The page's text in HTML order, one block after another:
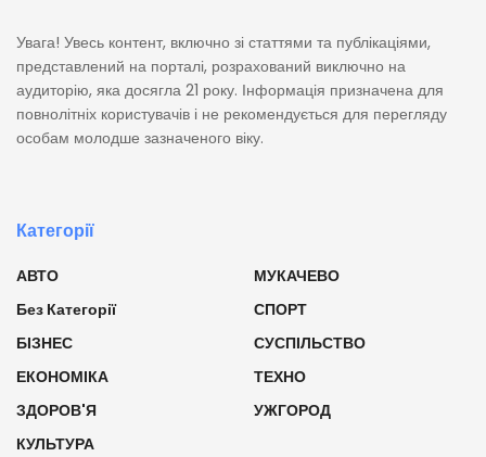
Увага! Увесь контент, включно зі статтями та публікаціями,
представлений на порталі, розрахований виключно на
аудиторію, яка досягла 21 року. Інформація призначена для
повнолітніх користувачів і не рекомендується для перегляду
особам молодше зазначеного віку.
Категорії
АВТО
Без Категорії
БІЗНЕС
ЕКОНОМІКА
ЗДОРОВ'Я
КУЛЬТУРА
МУКАЧЕВО
СПОРТ
СУСПІЛЬСТВО
ТЕХНО
УЖГОРОД